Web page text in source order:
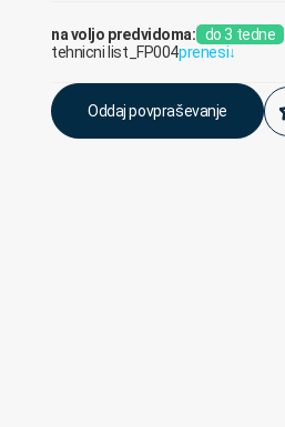
na voljo predvidoma: do 3 tedne
tehnicni list_FP004prenesi↓
Oddaj povpraševanje